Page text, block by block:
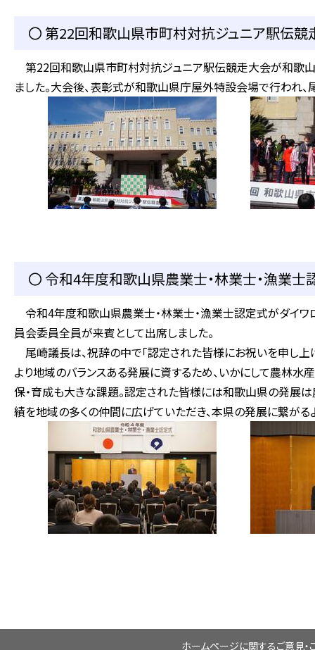
〇 第22回和歌山県市町村対抗ジュニア駅伝競
第22回和歌山県市町村対抗ジュニア駅伝競走大会が和歌山
ました。大会後、表彰式が和歌山県庁屋外特設会場で行われ
〇 令和4年度和歌山県農業士・林業士・漁業士
令和4年度和歌山県農業士・林業士・漁業士認定式がダイ
員会委員全員が来賓として出席しました。
尾崎議長は、祝辞の中で「認定された皆様にお祝いを申し
より地域のバランスある発展に資するため、いかにして農林水
保・育成も大きな課題。認定された皆様には和歌山県の発展
績を地域の多くの仲間に広げていただき、本県の発展に繋がる
ホームページに関するご意見・